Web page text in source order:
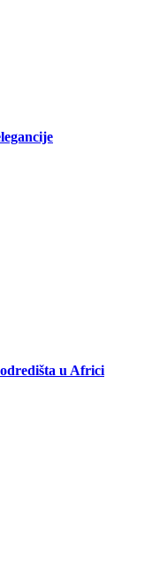
u Africi